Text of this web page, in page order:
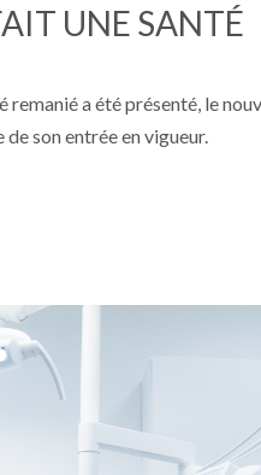
UNE SANTÉ
remanié a été présenté, le
son entrée en vigueur.